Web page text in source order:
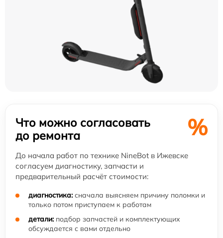
Что можно согласовать
до ремонта
%
До начала работ по технике NineBot в Ижевске
согласуем диагностику, запчасти и
предварительный расчёт стоимости:
диагностика: сначала выясняем причину поломки и
только потом приступаем к работам
детали: подбор запчастей и комплектующих
обсуждается с вами отдельно